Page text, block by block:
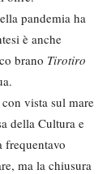
pandemia ha
è anche
brano Tirotiro
vista sul mare
della Cultura e
frequentavo
ma la chiusura